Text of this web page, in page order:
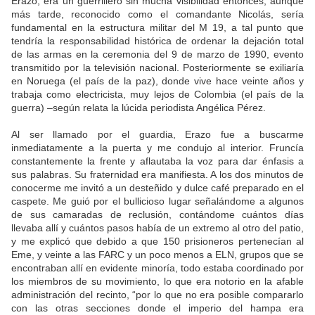
más tarde, reconocido como el comandante Nicolás, sería
fundamental en la estructura militar del M 19, a tal punto que
tendría la responsabilidad histórica de ordenar la dejación total
de las armas en la ceremonia del 9 de marzo de 1990, evento
transmitido por la televisión nacional. Posteriormente se exiliaría
en Noruega (el país de la paz), donde vive hace veinte años y
trabaja como electricista, muy lejos de Colombia (el país de la
guerra) –según relata la lúcida periodista Angélica Pérez.
Al ser llamado por el guardia, Erazo fue a buscarme
inmediatamente a la puerta y me condujo al interior. Fruncía
constantemente la frente y aflautaba la voz para dar énfasis a
sus palabras. Su fraternidad era manifiesta. A los dos minutos de
conocerme me invitó a un desteñido y dulce café preparado en el
caspete. Me guió por el bullicioso lugar señalándome a algunos
de sus camaradas de reclusión, contándome cuántos días
llevaba allí y cuántos pasos había de un extremo al otro del patio,
y me explicó que debido a que 150 prisioneros pertenecían al
Eme, y veinte a las FARC y un poco menos a ELN, grupos que se
encontraban allí en evidente minoría, todo estaba coordinado por
los miembros de su movimiento, lo que era notorio en la afable
administración del recinto, “por lo que no era posible compararlo
con las otras secciones donde el imperio del hampa era